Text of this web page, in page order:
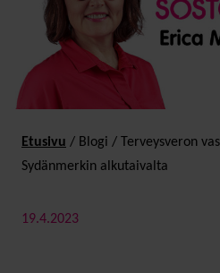
Etusivu / Blogi /
Terveys­veron
Sydän­merkin alkutaivalta
19.4.2023